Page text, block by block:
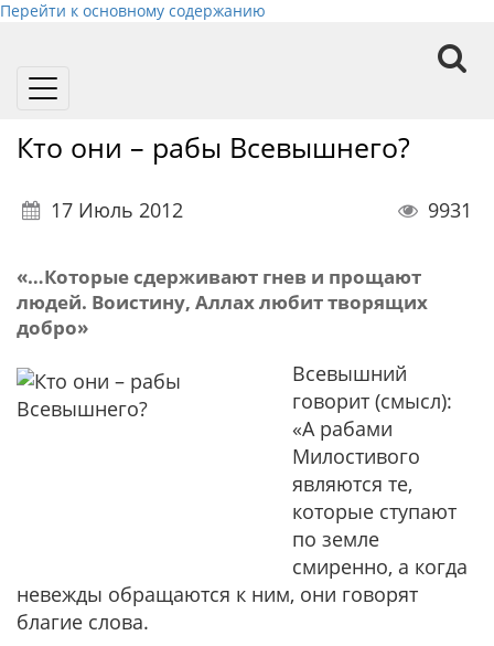
Перейти к основному содержанию
Toggle
Кто они – рабы Всевышнего?
17 Июль 2012 9931
«…Которые сдерживают гнев и прощают
людей. Воистину, Аллах любит творящих
добро»
Всевышний
говорит (смысл):
«А рабами
Милостивого
являются те,
которые ступают
по земле
смиренно, а когда
невежды обращаются к ним, они говорят
благие слова.